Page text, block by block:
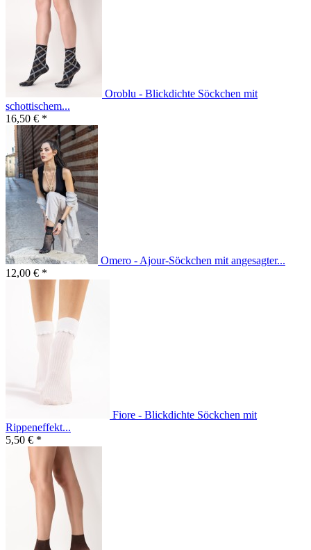
Oroblu - Blickdichte Söckchen mit
schottischem...
16,50 € *
Omero - Ajour-Söckchen mit angesagter...
12,00 € *
Fiore - Blickdichte Söckchen mit
Rippeneffekt...
5,50 € *